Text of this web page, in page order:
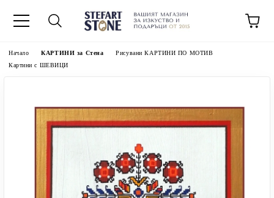
Начало КАРТИНИ за Стена
Рисувани КАРТИНИ ПО МОТИВ
Картини с ШЕВИЦИ